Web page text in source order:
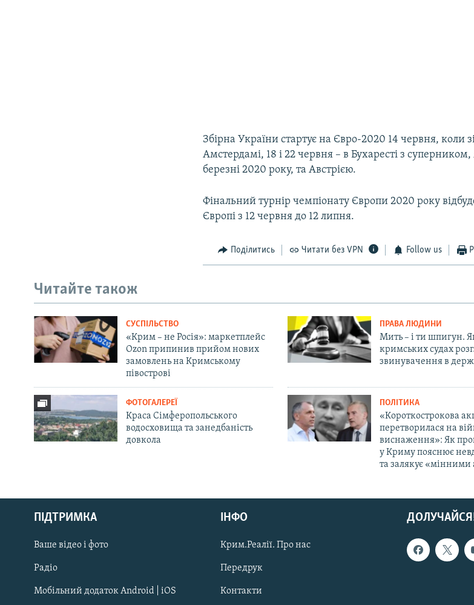
Русский
Qırımtatar
ДОЛУЧАЙСЯ!
Збірна України стартує на Євро-2020 14 червня, коли
Амстердамі, 18 і 22 червня – в Бухаресті з
березні 2020 року, та Австрією.
Фінальний турнір чемпіонату Європи 2020 року
Європі з 12 червня до 12 липня.
Поділитись Читати без VPN Follow us
Читайте також
СУСПІЛЬСТВО
«Крим – не Росія»: маркетплейс
Ozon припинив прийом нових
замовлень на Кримському
півострові
ПРАВА ЛЮДИНИ
Мить – і ти шпигун.
кримських судах
звинувачення в
ФОТОГАЛЕРЕЇ
Краса Сімферопольського
водосховища та занедбаність
довкола
ПОЛІТИКА
«Короткострокова
перетворилася на
виснаження»: Як
у Криму пояснює
та залякує «мінними
ПІДТРИМКА
Ваше відео і фото
Радіо
Мобільний додаток Android | iOS
ІНФО
Крим.Реалії. Про нас
Передрук
Контакти